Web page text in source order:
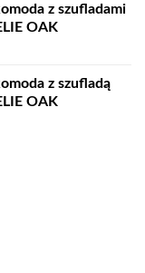
z szufladami
OAK
z szufladą
OAK